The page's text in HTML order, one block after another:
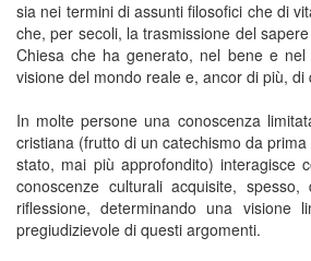
sia nei termini di assunti filosofici che di
che, per secoli, la trasmissione del
Chiesa che ha generato, nel bene e
visione del mondo reale e, ancor di più,
In molte persone una conoscenza
cristiana (frutto di un catechismo da
stato, mai più approfondito) interagisce
conoscenze culturali acquisite,
riflessione, determinando una visione
pregiudizievole di questi argomenti.